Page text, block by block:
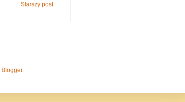
Starszy post
Blogger.